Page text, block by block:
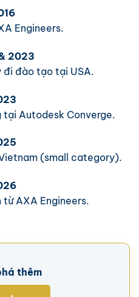
Engineers.
2023
đi đào tạo tại USA.
tại Autodesk Converge.
(small category).
AXA Engineers.
thêm